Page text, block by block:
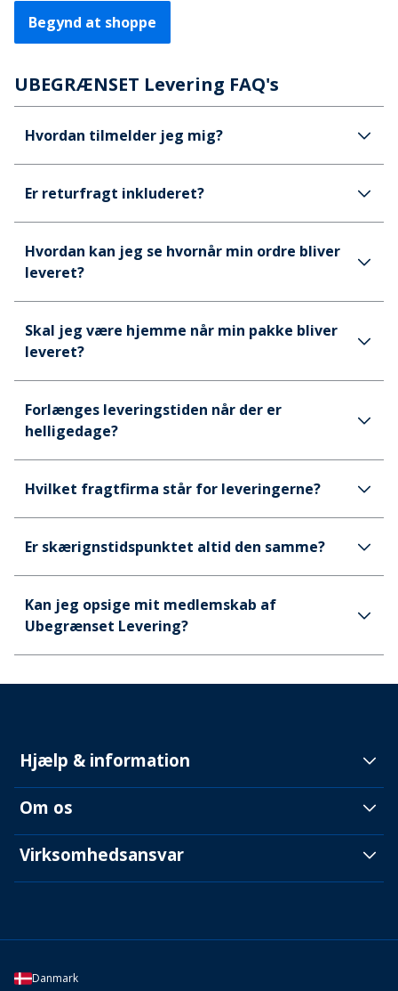
Begynd at shoppe
UBEGRÆNSET Levering FAQ's
Hvordan tilmelder jeg mig?
Er returfragt inkluderet?
Hvordan kan jeg se hvornår min ordre bliver
leveret?
Skal jeg være hjemme når min pakke bliver
leveret?
Forlænges leveringstiden når der er
helligedage?
Hvilket fragtfirma står for leveringerne?
Er skærignstidspunktet altid den samme?
Kan jeg opsige mit medlemskab af
Ubegrænset Levering?
Hjælp & information
Om os
Virksomhedsansvar
Danmark